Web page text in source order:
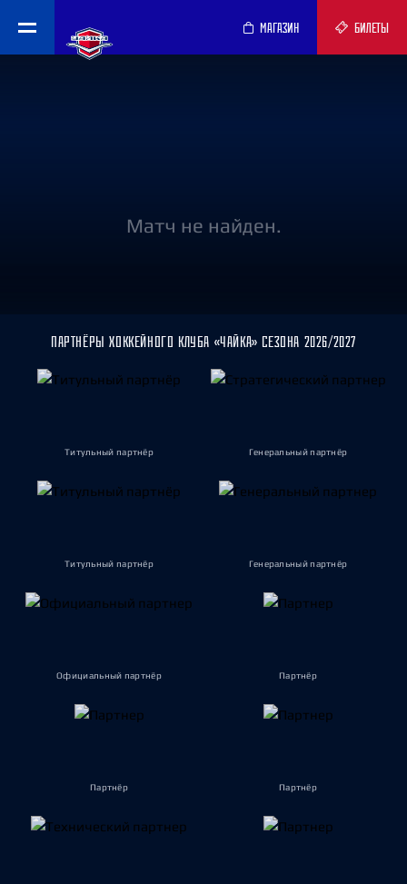
МАГАЗИН БИЛЕТЫ
Матч не найден.
ПАРТНЁРЫ ХОККЕЙНОГО КЛУБА «ЧАЙКА» СЕЗОНА 2026/2027
Титульный партнёр Генеральный партнёр
Титульный партнёр Генеральный партнёр
Официальный партнёр Партнёр
Партнёр Партнёр